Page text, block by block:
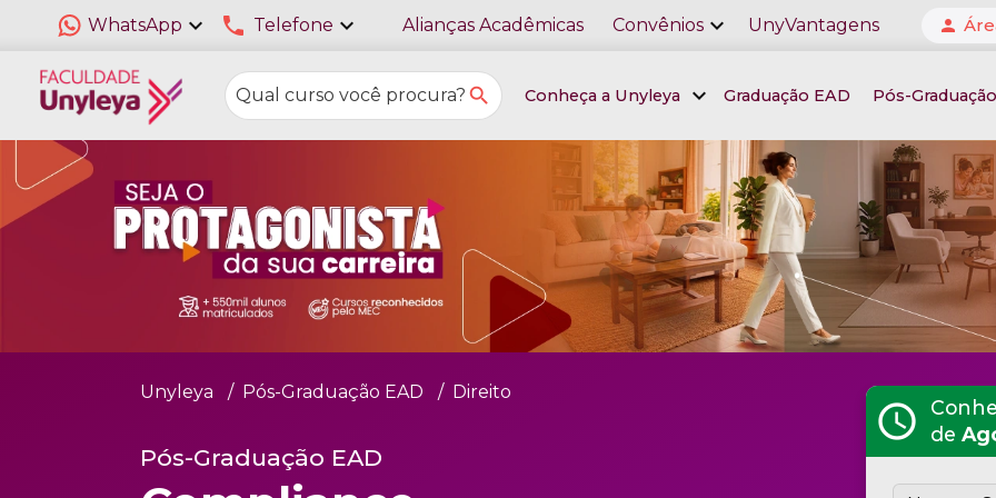
WhatsApp expand_more phone Telefone expand_more Alianças Acadêmicas Convênios expand_more UnyVantagens person
Conheça a Unyleya expand_more Graduação EAD Pós-
Unyleya Pós-Graduação EAD Direito
Pós-Graduação EAD
schedule
de